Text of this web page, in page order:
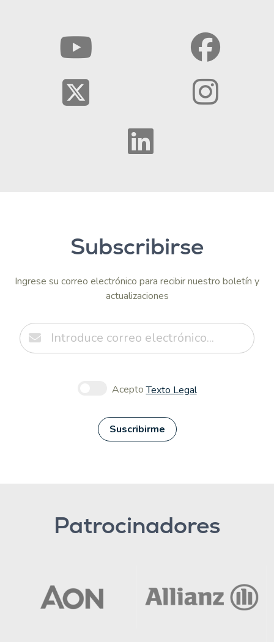
Subscribirse
Ingrese su correo electrónico para recibir nuestro boletín y
actualizaciones
Acepto Texto Legal
Suscribirme
Patrocinadores